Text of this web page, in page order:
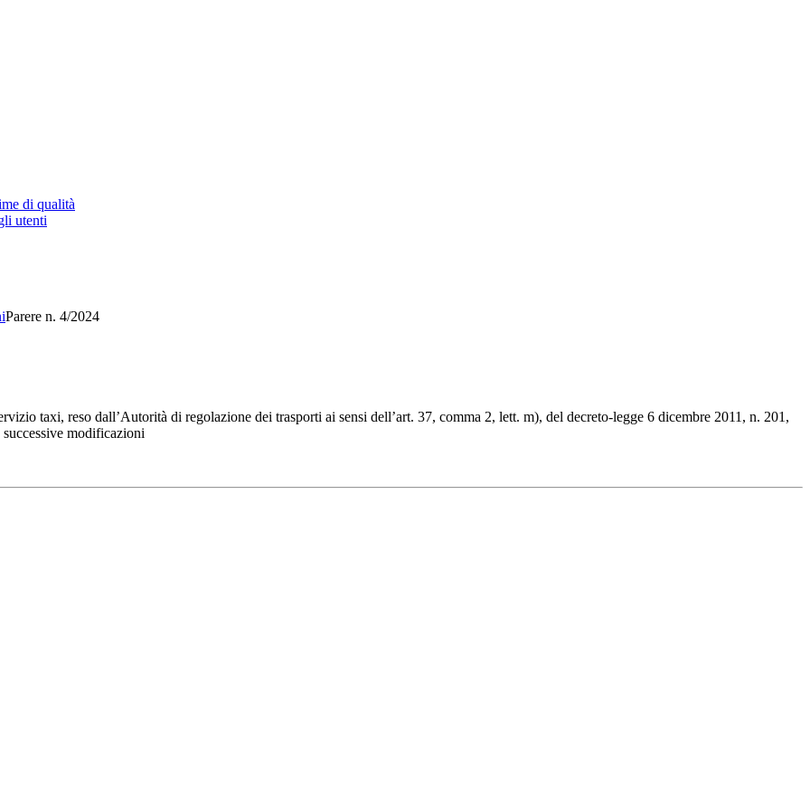
di qualità
utenti
Parere n. 4/2024
taxi, reso dall’Autorità di regolazione dei trasporti ai sensi dell’art. 37, comma 2, lett. m), del decreto-legge 6 dicembre 2011, n. 201,
modificazioni